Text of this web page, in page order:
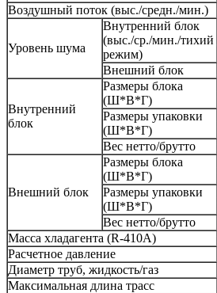
Воздушный поток (выс./средн./мин.)
Уровень шума
Внутренний блок
(выс./ср./мин./тихий
режим)
Внешний блок
Внутренний
блок
Размеры блока
(Ш*В*Г)
Размеры упаковки
(Ш*В*Г)
Вес нетто/брутто
Внешний блок
Размеры блока
(Ш*В*Г)
Размеры упаковки
(Ш*В*Г)
Вес нетто/брутто
Масса хладагента (R-410A)
Расчетное давление
Диаметр труб, жидкость/газ
Максимальная длина трасс